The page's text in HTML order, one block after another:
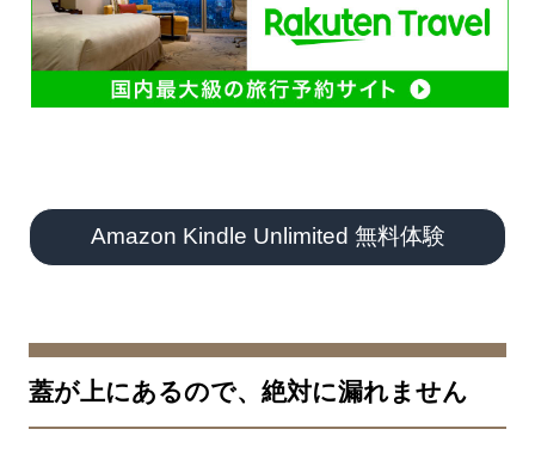
Amazon Kindle Unlimited 無料体験
蓋が上にあるので、絶対に漏れません